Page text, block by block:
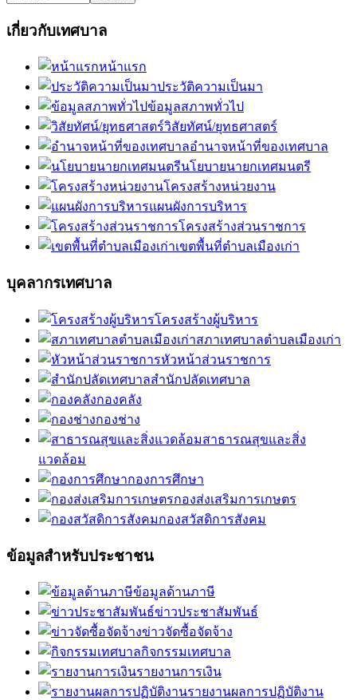
เกี่ยวกับเทศบาล
หน้าแรก
ประวัติความเป็นมา
ข้อมูลสภาพทั่วไป
วิสัยทัศน์/ยุทธศาสตร์
อำนาจหน้าที่ของเทศบาล
นโยบายนายกเทศมนตรี
โครงสร้างหน่วยงาน
แผนผังการบริหาร
โครงสร้างส่วนราชการ
เขตพื้นที่ตำบลเมืองเก่า
บุคลากรเทศบาล
โครงสร้างผู้บริหาร
สภาเทศบาลตำบลเมืองเก่า
หัวหน้าส่วนราชการ
สำนักปลัดเทศบาล
กองคลัง
กองช่าง
สาธารณสุขและสิ่ง
แวดล้อม
กองการศึกษา
กองส่งเสริมการเกษตร
กองสวัสดิการสังคม
ข้อมูลสำหรับประชาชน
ข้อมูลด้านภาษี
ข่าวประชาสัมพันธ์
ข่าวจัดซื้อจัดจ้าง
กิจกรรมเทศบาล
รายงานการเงิน
รายงานผลการปฏิบัติงาน